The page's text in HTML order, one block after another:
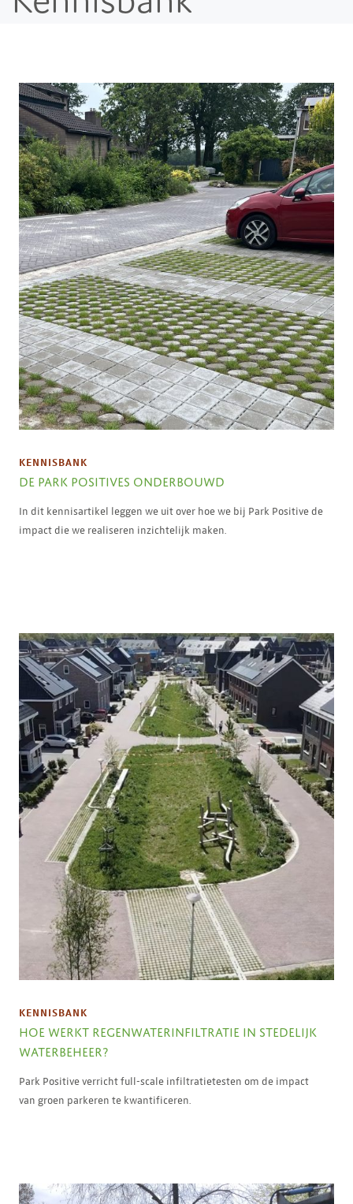
KENNISBANK
DE PARK POSITIVES ONDERBOUWD
In dit kennisartikel leggen we uit over hoe we bij Park Positive de
impact die we realiseren inzichtelijk maken.
KENNISBANK
HOE WERKT REGENWATERINFILTRATIE IN STEDELIJK
WATERBEHEER?
Park Positive verricht full-scale infiltratietesten om de impact
van groen parkeren te kwantificeren.